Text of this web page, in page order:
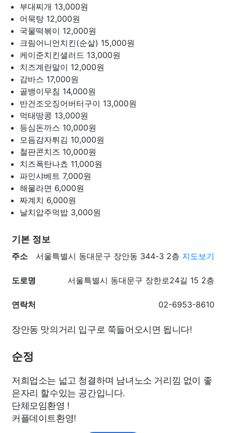
부대찌개 13,000원
어묵탕 12,000원
국물떡볶이 12,000원
크림어니언치킨(순살) 15,000원
케이준치킨샐러드 13,000원
치즈계란말이 12,000원
감바스 17,000원
골뱅이무침 14,000원
반건조오징어버터구이 13,000원
먹태땅콩 13,000원
등심돈까스 10,000원
모듬감자튀김 10,000원
철판콘치즈 10,000원
치즈폭탄나쵸 11,000원
파인샤베트 7,000원
해물라면 6,000원
짜계치 6,000원
날치압주먹밥 3,000원
기본 정보
주소
서울특별시 동대문구 장안동 344-3 2층 지도보기
도로명 서울특별시 동대문구 장한로24길 15 2층
연락처 02-6953-8610
장안동 맛의거리 입구로 쭉들어오시면 됩니다!
순정
저희업소는 넓고 청결하며 남녀노소 거리낌 없이 좋
은자리 할수있는 공간입니다.
단체모임환영 !
커플데이트환영!